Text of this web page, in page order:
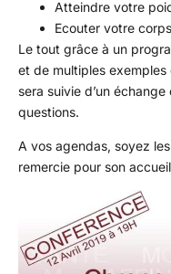
Atteindre votre
Ecouter votre corps
Le tout grâce à un
et de multiples exemples
sera suivie d’un
questions.
A vos agendas, soyez
remercie pour son